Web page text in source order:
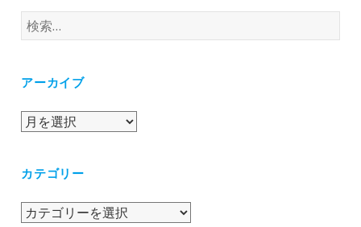
検
索:
アーカイブ
ア
イ
カテゴリー
カ